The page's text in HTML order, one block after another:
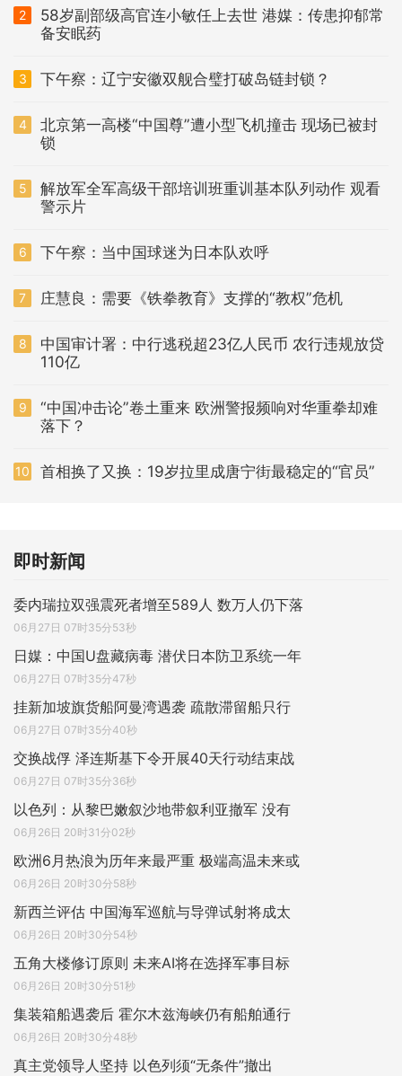
2
58岁副部级高官连小敏任上去世 港媒：传患抑郁常
备安眠药
3 下午察：辽宁安徽双舰合璧打破岛链封锁？
4
北京第一高楼“中国尊”遭小型飞机撞击 现场已被封
锁
5
解放军全军高级干部培训班重训基本队列动作 观看
警示片
6 下午察：当中国球迷为日本队欢呼
7 庄慧良：需要《铁拳教育》支撑的“教权”危机
8
中国审计署：中行逃税超23亿人民币 农行违规放贷
110亿
9
“中国冲击论”卷土重来 欧洲警报频响对华重拳却难
落下？
10 首相换了又换：19岁拉里成唐宁街最稳定的“官员”
即时新闻
委内瑞拉双强震死者增至589人 数万人仍下落
06月27日 07时35分53秒
日媒：中国U盘藏病毒 潜伏日本防卫系统一年
06月27日 07时35分47秒
挂新加坡旗货船阿曼湾遇袭 疏散滞留船只行
06月27日 07时35分40秒
交换战俘 泽连斯基下令开展40天行动结束战
06月27日 07时35分36秒
以色列：从黎巴嫩叙沙地带叙利亚撤军 没有
06月26日 20时31分02秒
欧洲6月热浪为历年来最严重 极端高温未来或
06月26日 20时30分58秒
新西兰评估 中国海军巡航与导弹试射将成太
06月26日 20时30分54秒
五角大楼修订原则 未来AI将在选择军事目标
06月26日 20时30分51秒
集装箱船遇袭后 霍尔木兹海峡仍有船舶通行
06月26日 20时30分48秒
真主党领导人坚持 以色列须“无条件”撤出